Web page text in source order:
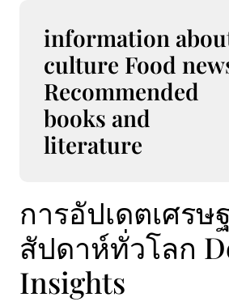
information
culture Food
Recommended
books and
literature
การอัปเดตเศรษ
สัปดาห์ทั่วโลก
Insights